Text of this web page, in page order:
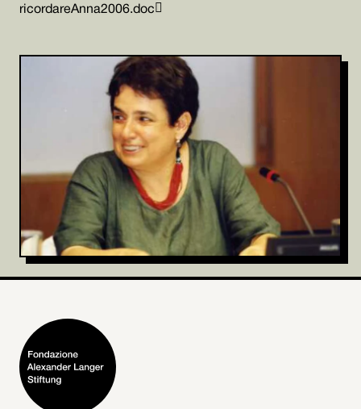
ricordareAnna2006.doc 